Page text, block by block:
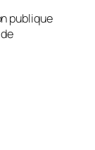
publique